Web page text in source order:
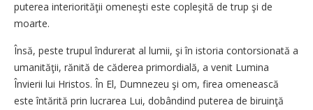
puterea interiorităţii omeneşti este copleşită de trup şi de
moarte.
Însă, peste trupul îndurerat al lumii, şi în istoria contorsionată a
umanităţii, rănită de căderea primordială, a venit Lumina
Învierii lui Hristos. În El, Dumnezeu şi om, firea omenească
este întărită prin lucrarea Lui, dobândind puterea de biruinţă